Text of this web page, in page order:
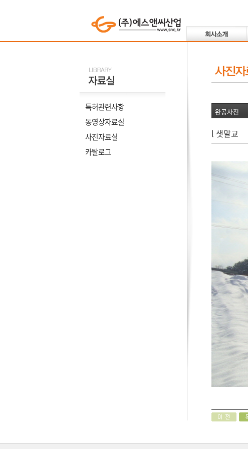
특허관련사항
동영상자료실
사진자료실
카탈로그
완공사진
l 샛말교